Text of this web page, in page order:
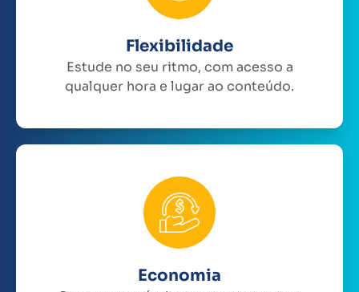
Flexibilidade
Estude no seu ritmo, com acesso a
qualquer hora e lugar ao conteúdo.
Economia